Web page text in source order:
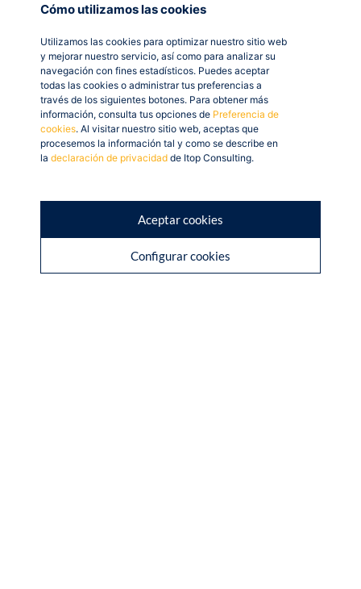
Cómo utilizamos las cookies
Utilizamos las cookies para optimizar nuestro sitio web
y mejorar nuestro servicio, así como para analizar su
navegación con fines estadísticos. Puedes aceptar
todas las cookies o administrar tus preferencias a
través de los siguientes botones. Para obtener más
información, consulta tus opciones de Preferencia de
cookies. Al visitar nuestro sitio web, aceptas que
procesemos la información tal y como se describe en
la declaración de privacidad de Itop Consulting.
Aceptar cookies
Configurar cookies